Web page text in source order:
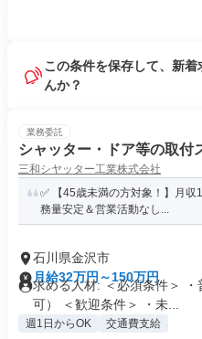
この条件を保存して、新
んか？
業務委託
シャッター・ドア等の取付
三和シヤッター工業株式会社
✅ 【45歳未満の方対象！】月
務量安定＆営業活動なし...
石川県金沢市
月給32万円～150万円
求める人材: ＜必須条件＞
可） ＜歓迎条件＞ ・未...
週1日からOK 交通費支給